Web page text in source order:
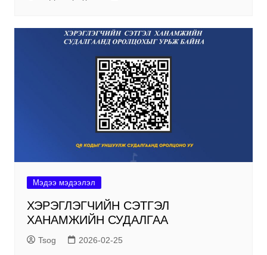
Мэдээ мэдээлэл
ХЭРЭГЛЭГЧИЙН СЭТГЭЛ
ХАНАМЖИЙН СУДАЛГАА
Tsog 2026-02-25